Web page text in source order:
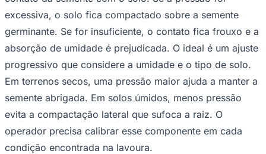
Palmeiras
excessiva, o solo fica compactado sobre a semente
germinante. Se for insuficiente, o contato fica frouxo e a
absorção de umidade é prejudicada. O ideal é um ajuste
progressivo que considere a umidade e o tipo de solo.
Em terrenos secos, uma pressão maior ajuda a manter a
semente abrigada. Em solos úmidos, menos pressão
evita a compactação lateral que sufoca a raiz. O
operador precisa calibrar esse componente em cada
condição encontrada na lavoura.